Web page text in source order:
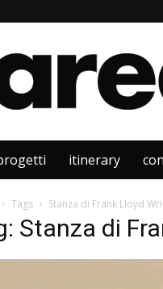
Area
itinerary
Tags Stanza di Frank Lloyd
Stanza di